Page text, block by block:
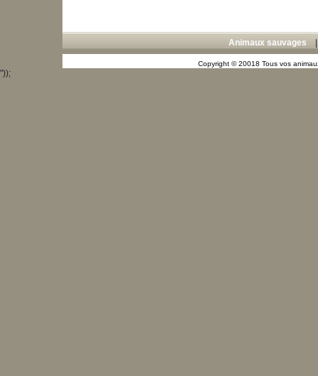
Animaux sauvages
Copyright © 20018 Tous vos
"));